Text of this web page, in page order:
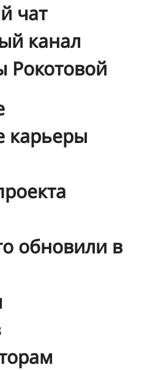
чат
канал
Рокотовой
карьеры
обновили в